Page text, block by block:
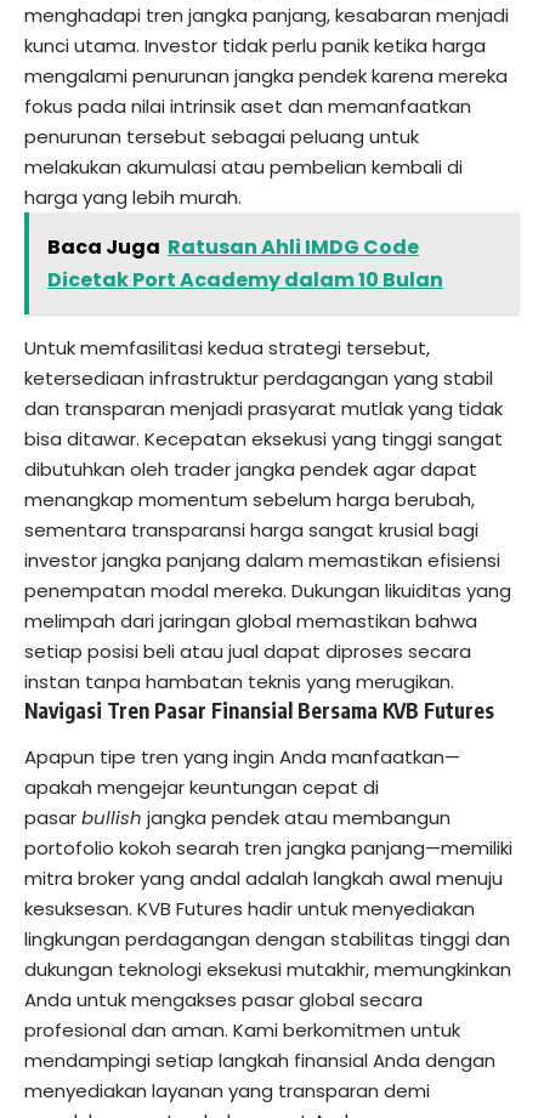
menghadapi tren jangka panjang, kesabaran menjadi
kunci utama. Investor tidak perlu panik ketika harga
mengalami penurunan jangka pendek karena mereka
fokus pada nilai intrinsik aset dan memanfaatkan
penurunan tersebut sebagai peluang untuk
melakukan akumulasi atau pembelian kembali di
harga yang lebih murah.
Baca Juga Ratusan Ahli IMDG Code
Dicetak Port Academy dalam 10 Bulan
Untuk memfasilitasi kedua strategi tersebut,
ketersediaan infrastruktur perdagangan yang stabil
dan transparan menjadi prasyarat mutlak yang tidak
bisa ditawar. Kecepatan eksekusi yang tinggi sangat
dibutuhkan oleh trader jangka pendek agar dapat
menangkap momentum sebelum harga berubah,
sementara transparansi harga sangat krusial bagi
investor jangka panjang dalam memastikan efisiensi
penempatan modal mereka. Dukungan likuiditas yang
melimpah dari jaringan global memastikan bahwa
setiap posisi beli atau jual dapat diproses secara
instan tanpa hambatan teknis yang merugikan.
Navigasi Tren Pasar Finansial Bersama KVB Futures
Apapun tipe tren yang ingin Anda manfaatkan—
apakah mengejar keuntungan cepat di
pasarbullish jangka pendek atau membangun
portofolio kokoh searah tren jangka panjang—memiliki
mitra broker yang andal adalah langkah awal menuju
kesuksesan. KVB Futures hadir untuk menyediakan
lingkungan perdagangan dengan stabilitas tinggi dan
dukungan teknologi eksekusi mutakhir, memungkinkan
Anda untuk mengakses pasar global secara
profesional dan aman. Kami berkomitmen untuk
mendampingi setiap langkah finansial Anda dengan
menyediakan layanan yang transparan demi